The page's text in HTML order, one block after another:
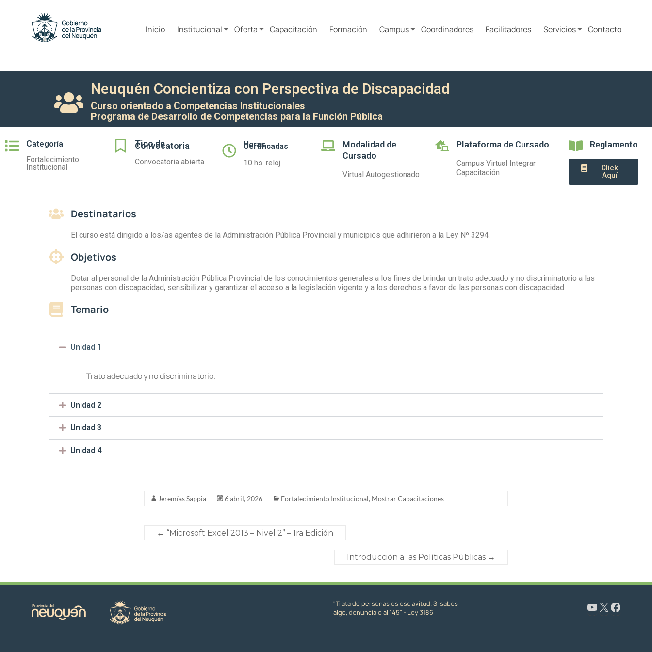
Inicio Institucional Oferta Capacitación Formación Campus Coordinadores Facilitadores Servicios Contacto
Neuquén Concientiza con Perspectiva de Discapacidad
Curso orientado a Competencias Institucionales
Programa de Desarrollo de Competencias para la Función Pública
Categoría
Fortalecimiento
Institucional
Tipo de
Convocatoria
Convocatoria abierta
Horas
Certificadas
10 hs. reloj
Modalidad de
Cursado
Virtual Autogestionado
Plataforma de Cursado
Campus Virtual Integrar
Capacitación
Reglamento
Click
Aquí
Destinatarios
El curso está dirigido a los/as agentes de la Administración Pública Provincial y municipios que adhirieron a la Ley Nº 3294.
Objetivos
Dotar al personal de la Administración Pública Provincial de los conocimientos generales a los fines de brindar un trato adecuado y no discriminatorio a las
personas con discapacidad, sensibilizar y garantizar el acceso a la legislación vigente y a los derechos a favor de las personas con discapacidad.
Temario
Unidad 1
Trato adecuado y no discriminatorio.
Unidad 2
Unidad 3
Unidad 4
Jeremías Sappia 6 abril, 2026 Fortalecimiento Institucional, Mostrar Capacitaciones
← “Microsoft Excel 2013 – Nivel 2” – 1ra Edición
Introducción a las Políticas Públicas →
"Trata de personas es esclavitud. Si sabés
algo, denuncialo al 145" - Ley 3186